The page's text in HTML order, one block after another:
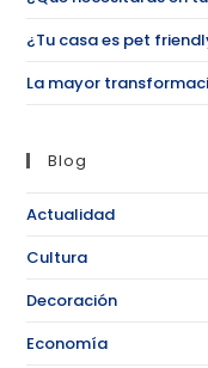
¿Tu casa es pet
La mayor
Blog
Actualidad
Cultura
Decoración
Economía